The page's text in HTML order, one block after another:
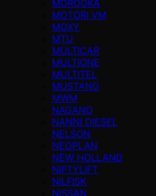
MOROOKA
MOTORI VM
MOXY
MTU
MULTICAR
MULTIONE
MULTITEL
MUSTANG
MWM
NAGANO
NANNI DIESEL
NELSON
NEOPLAN
NEW HOLLAND
NIFTYLIFT
NILFISK
NISSAN